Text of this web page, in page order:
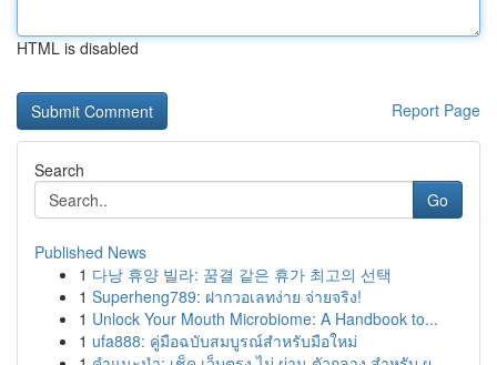
HTML is disabled
Report Page
Search
Go
Published News
1 다낭 휴양 빌라: 꿈결 같은 휴가 최고의 선택
1 Superheng789: ฝากวอเลทง่าย จ่ายจริง!
1 Unlock Your Mouth Microbiome: A Handbook to...
1 ufa888: คู่มือฉบับสมบูรณ์สำหรับมือใหม่